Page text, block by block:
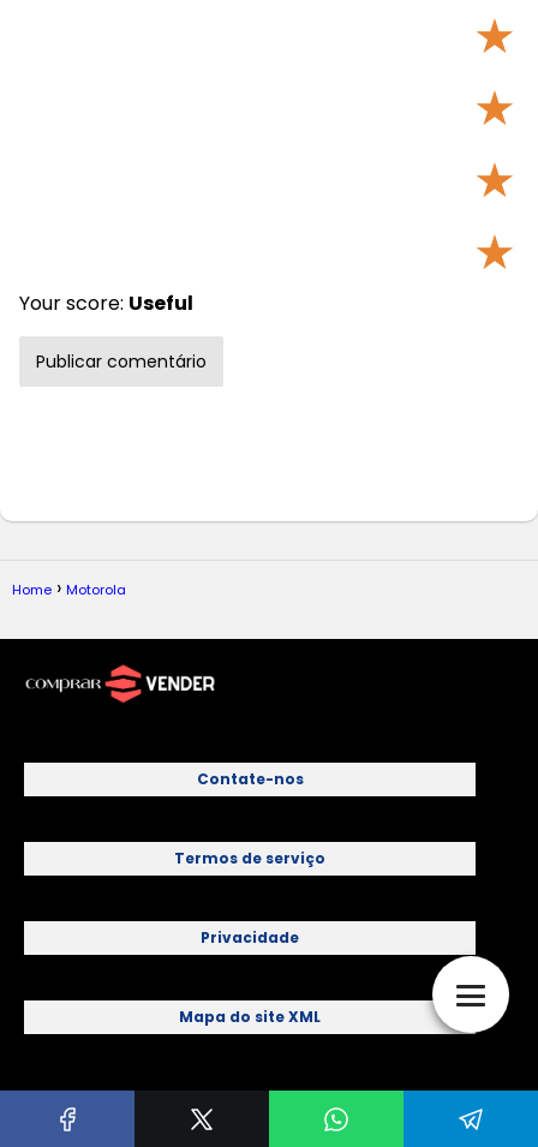
★
★
★
★
Your score: Useful
Home Motorola
Contate-nos
Termos de serviço
Privacidade
Mapa do site XML